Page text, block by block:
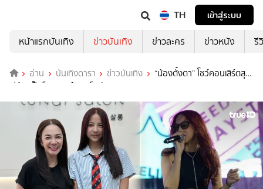
TH
เข้าสู่ระบบ
หน้าแรกบันเทิง
ข่าวบันเทิง ข่าวละคร ข่าวหนัง รี
อ่าน บันเทิงดารา ข่าวบันเทิง
“น้องตั้งตา” โชว์คอนเสิร์ตสุด
เท่ก้าวเป็นร็อกเกอร์สาวเต็มตัว